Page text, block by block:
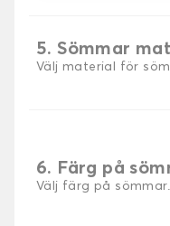
5. Sömmar
Välj material för
6. Färg på
Välj färg på sömmar.